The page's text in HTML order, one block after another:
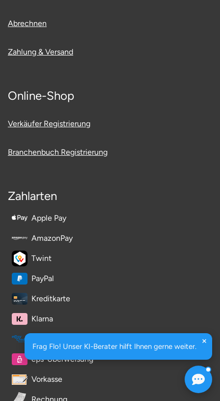
Frag Flo! Unser KI-Berater hilft Ihnen gerne weiter.
Abrechnen
Zahlung & Versand
Online-Shop
Verkäufer Registrierung
Branchenbuch Registrierung
Zahlarten
Apple Pay
AmazonPay
Twint
PayPal
Kreditkarte
Klarna
eps-Überweisung
Vorkasse
Rechnung